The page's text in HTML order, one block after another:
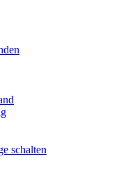
schalten